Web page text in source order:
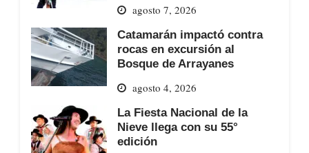
agosto 7, 2026
Catamarán impactó contra
rocas en excursión al
Bosque de Arrayanes
agosto 4, 2026
La Fiesta Nacional de la
Nieve llega con su 55°
edición